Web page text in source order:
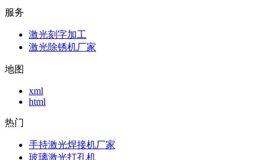
服务
激光刻字加工
激光除锈机厂家
地图
xml
html
热门
手持激光焊接机厂家
玻璃激光打孔机